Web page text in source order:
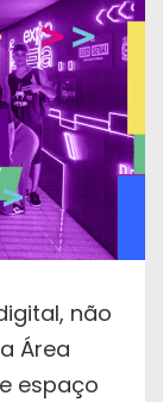
não
Área
espaço